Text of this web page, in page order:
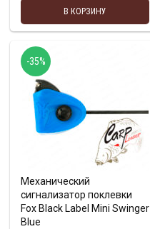
В КОРЗИНУ
Механический
сигнализатор поклевки
Fox Black Label Mini Swinger
Blue
-35%